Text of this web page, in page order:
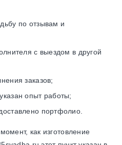
по отзывам и
с выездом в другой
заказов;
опыт работы;
портфолио.
как изготовление